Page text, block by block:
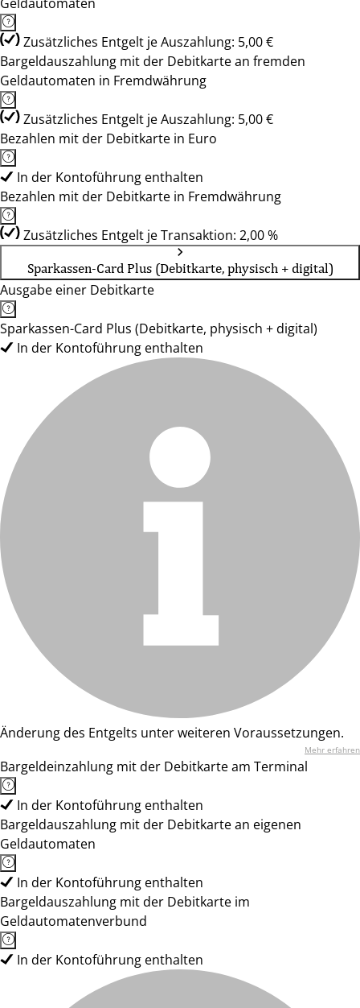
Zusätzliches Entgelt je Auszahlung: 5,00 €
Bargeldauszahlung mit der Debitkarte an fremden
Geldautomaten in Fremdwährung
Zusätzliches Entgelt je Auszahlung: 5,00 €
Bezahlen mit der Debitkarte in Euro
In der Kontoführung enthalten
Bezahlen mit der Debitkarte in Fremdwährung
Zusätzliches Entgelt je Transaktion: 2,00 %
Sparkassen-Card Plus (Debitkarte, physisch + digital)
Ausgabe einer Debitkarte
Sparkassen-Card Plus (Debitkarte, physisch + digital)
In der Kontoführung enthalten
Änderung des Entgelts unter weiteren Voraussetzungen.
Mehr erfahren
Bargeldeinzahlung mit der Debitkarte am Terminal
In der Kontoführung enthalten
Bargeldauszahlung mit der Debitkarte an eigenen
Geldautomaten
In der Kontoführung enthalten
Bargeldauszahlung mit der Debitkarte im
Geldautomatenverbund
In der Kontoführung enthalten